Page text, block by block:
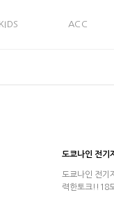
KIDS ACC
도쿄나인 전기
도쿄나인 전기
력한토크!!18